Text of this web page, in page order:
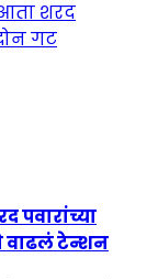
पवारांच्या
वाढलं टेन्शन